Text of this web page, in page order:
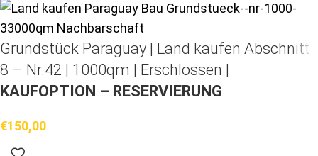
Grundstück Paraguay | Land kaufen Abschnitt
8 – Nr.42 | 1000qm | Erschlossen |
KAUFOPTION – RESERVIERUNG
€150,00